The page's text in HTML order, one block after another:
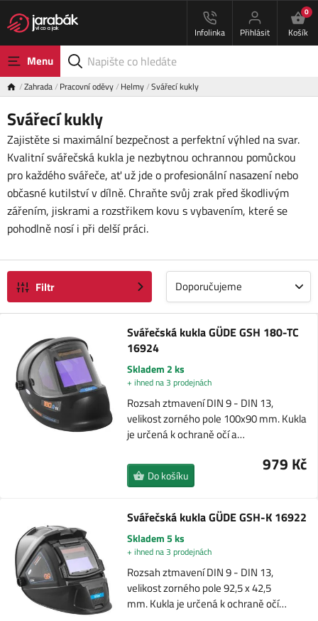
Infolinka Přihlásit
0
Košík
Menu
Zahrada Pracovní oděvy Helmy Svářecí kukly
Svářecí kukly
Zajistěte si maximální bezpečnost a perfektní výhled na svar.
Kvalitní svářečská kukla je nezbytnou ochrannou pomůckou
pro každého svářeče, ať už jde o profesionální nasazení nebo
občasné kutilství v dílně. Chraňte svůj zrak před škodlivým
zářením, jiskrami a rozstřikem kovu s vybavením, které se
pohodlně nosí i při delší práci.
Filtr Doporučujeme
Svářečská kukla GÜDE GSH 180-TC
16924
Skladem 2 ks
+ ihned na 3 prodejnách
Rozsah ztmavení DIN 9 - DIN 13,
velikost zorného pole 100x90 mm. Kukla
je určená k ochraně očí a…
979 Kč
Do košíku
Svářečská kukla GÜDE GSH-K 16922
Skladem 5 ks
+ ihned na 3 prodejnách
Rozsah ztmavení DIN 9 - DIN 13,
velikost zorného pole 92,5 x 42,5
mm. Kukla je určená k ochraně očí…